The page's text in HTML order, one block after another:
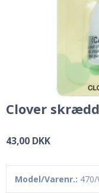
Clover
43,00 DKK
Model/Varenr.: 470/